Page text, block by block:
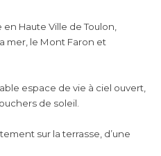
Haute Ville de Toulon,
mer, le Mont Faron et
espace de vie à ciel ouvert,
de soleil.
sur la terrasse, d’une